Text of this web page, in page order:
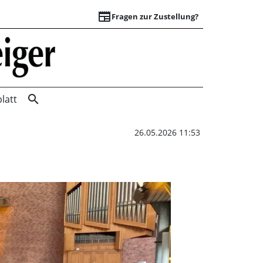
newspaperFragen zur Zustellung?
Erfolgreiches
search
26.05.2026 11:53